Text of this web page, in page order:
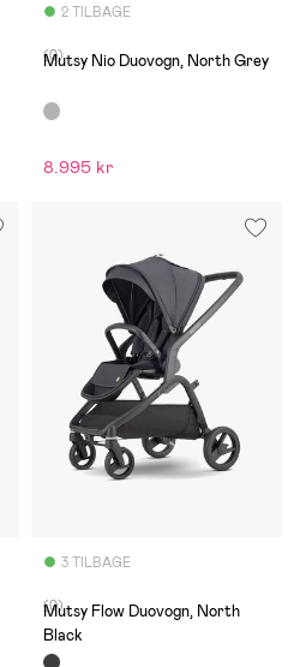
2 TILBAGE
(0)
Mutsy Nio Duovogn, North Grey
8.995 kr
3 TILBAGE
(0)
Mutsy Flow Duovogn, North
Black